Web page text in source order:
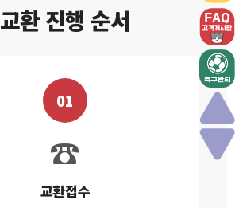
교환 진행 순서
01
☎
교환접수